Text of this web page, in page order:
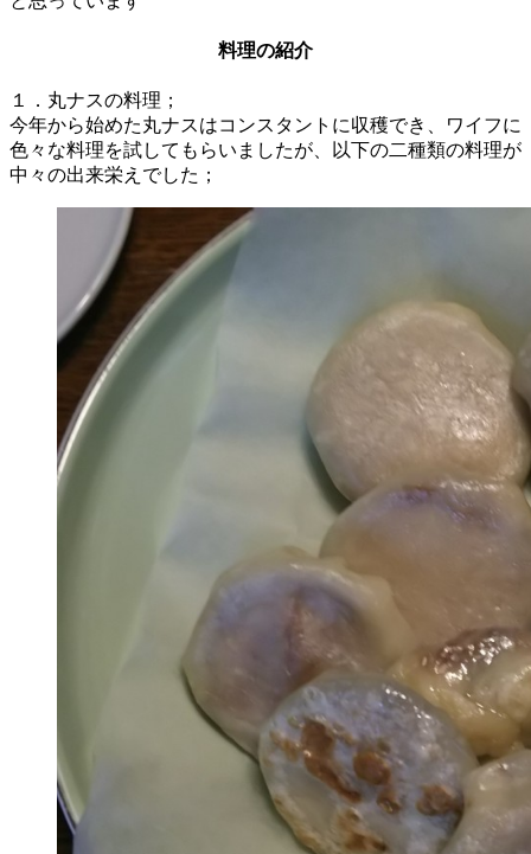
料理の紹介
１．丸ナスの料理；
今年から始めた丸ナスはコンスタントに収穫でき、ワイフに
色々な料理を試してもらいましたが、以下の二種類の料理が
中々の出来栄えでした；